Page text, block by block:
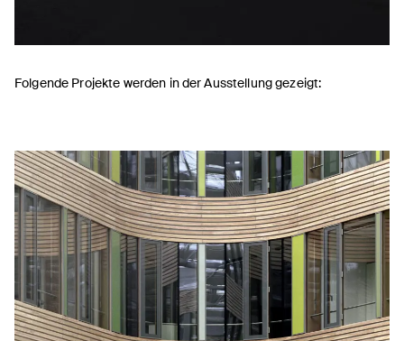
Folgende Projekte werden in der Ausstellung gezeigt: